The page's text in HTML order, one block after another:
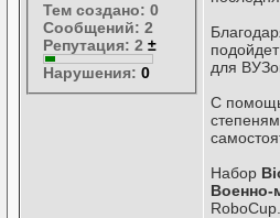
Тем создано: 0
Сообщений: 2
Репутация: 2 ±
Нарушения: 0
для
С
Набор
RoboCup.